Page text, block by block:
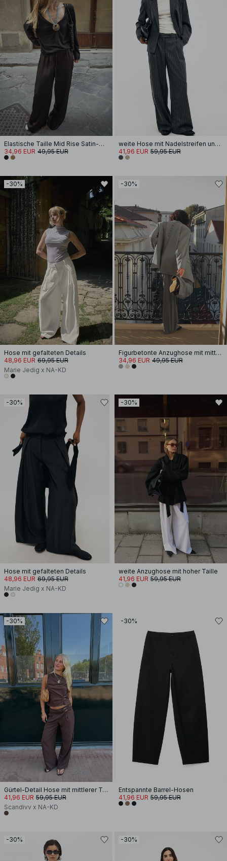
Elastische Taille Mid Rise Satin-Hosen
34,96 EUR 49,95 EUR
weite Hose mit Nadelstreifen und niedriger Taille
41,96 EUR 59,95 EUR
-30%
Hose mit gefalteten Details
48,96 EUR 69,95 EUR
Marie Jedig x NA-KD
-30%
Figurbetonte Anzughose mit mittelhoher Taille
34,96 EUR 49,95 EUR
-30%
Hose mit gefalteten Details
48,96 EUR 69,95 EUR
Marie Jedig x NA-KD
-30%
weite Anzughose mit hoher Taille
41,96 EUR 59,95 EUR
-30%
Gürtel-Detail Hose mit mittlerer Taille
41,96 EUR 59,95 EUR
Scandivv x NA-KD
-30%
Entspannte Barrel-Hosen
41,96 EUR 59,95 EUR
-30% -30%